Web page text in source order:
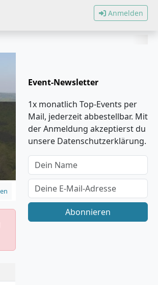
Anmelden
Event-Newsletter
1x monatlich Top-Events per
Mail, jederzeit abbestellbar. Mit
der Anmeldung akzeptierst du
unsere Datenschutzerklärung.
Abonnieren